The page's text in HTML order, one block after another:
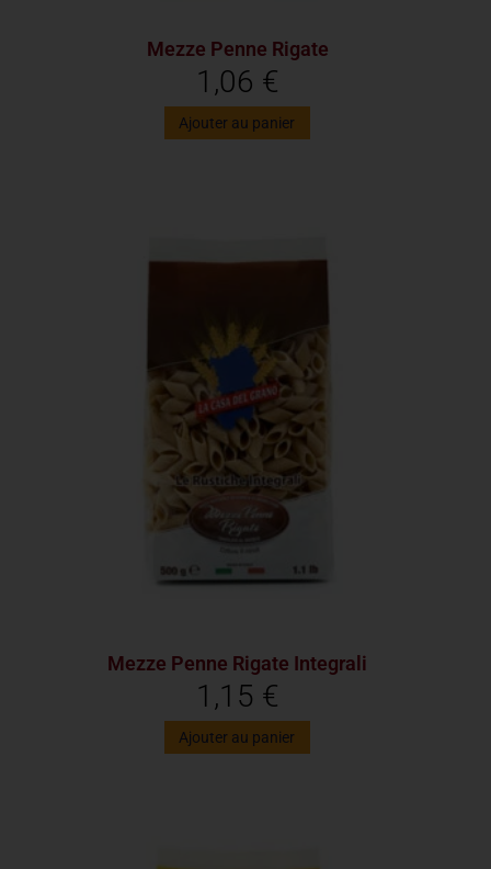
Mezze Penne Rigate
1,06 €
Ajouter au panier
Mezze Penne Rigate Integrali
1,15 €
Ajouter au panier